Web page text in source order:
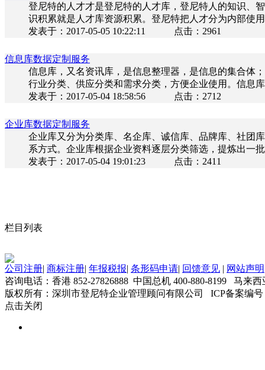
登尼特的人才才是登尼特的人才库，登尼特人的知识、
识积累就是人才库资源积累。登尼特把人才分为内部使
发表于： 2017-05-05 10:22:11 点击： 2961
信息库数据定制服务
信息库，又名资讯库，是信息整理器，是信息的集合体
行业分类、供应分类和需求分类，方便企业使用。信息
发表于： 2017-05-04 18:58:56 点击： 2712
企业库数据定制服务
企业库又分为分类库、名企库、诚信库、品牌库、社团
系方式。企业库根据企业资料逐层分类筛选，提炼出一
发表于： 2017-05-04 19:01:23 点击： 2411
栏目列表
公司注册| 商标注册| 年报税报| 条形码申请| 回馈意见 | 网站声明
咨询电话：香港 852-27826888 中国总机 400-880-8199 马来
版权所有：深圳市登尼特企业管理顾问有限公司 ICP备案编号
点击关闭